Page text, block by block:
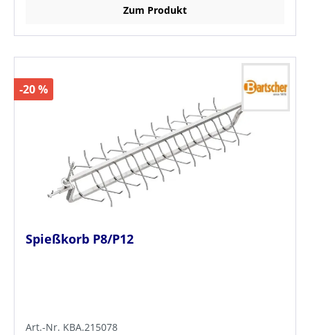
Zum Produkt
-20 %
Spießkorb P8/P12
Art.-Nr. KBA.215078